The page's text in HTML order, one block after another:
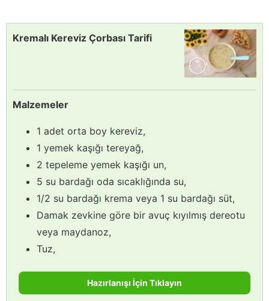
Kremalı Kereviz Çorbası Tarifi
Malzemeler
1 adet orta boy kereviz,
1 yemek kaşığı tereyağ,
2 tepeleme yemek kaşığı un,
5 su bardağı oda sıcaklığında su,
1/2 su bardağı krema veya 1 su bardağı süt,
Damak zevkine göre bir avuç kıyılmış dereotu
veya maydanoz,
Tuz,
Hazırlanışı İçin Tıklayın